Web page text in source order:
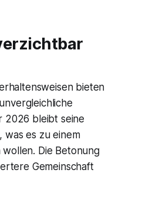
bieten
2026 bleibt seine
was es zu einem
Die Betonung
Gemeinschaft